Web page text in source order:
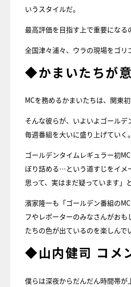
いうスタイルだ。
最高評価を目指す上で重要になる
全国津々浦々、ウラの現場をゴ
◆かまいたちが
MCを務めるかまいたちは、関東
そんな彼らが、いよいよゴール
毎週番組を大いに盛り上げていく。
ゴールデンタイムレギュラー初
ぼり詰める…という道すじをイメ
思って、実はまだ疑っています」
濱家隆一も「ゴールデン番組の
フやレポーターのみなさんがお
たちの色が出ているのを楽しんで
◆山内健司 コメ
僕らは深夜からだんだん時間帯